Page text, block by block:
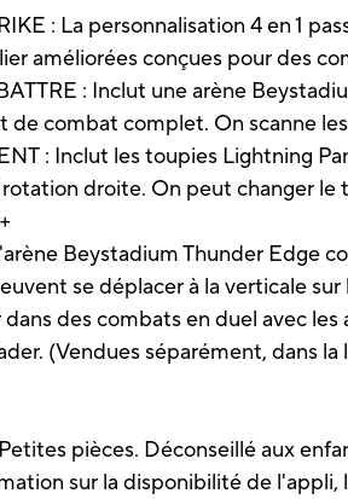
: La personnalisation 4 en 1
améliorées conçues pour des
: Inclut une arène
combat complet. On scanne
: Inclut les toupies Lightning
droite. On peut changer
Beystadium Thunder Edge
se déplacer à la verticale
des combats en duel avec
(Vendues séparément, dans la
pièces. Déconseillé aux
sur la disponibilité de